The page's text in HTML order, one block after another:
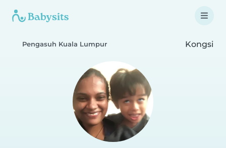
Pengasuh Kuala Lumpur Kongsi